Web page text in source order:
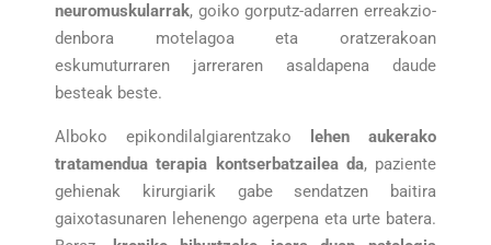
neuromuskularrak, goiko gorputz-adarren erreakzio-
denbora motelagoa eta oratzerakoan
eskumuturraren jarreraren asaldapena daude
besteak beste.
Alboko epikondilalgiarentzako
lehen aukerako
tratamendua terapia kontserbatzailea da, paziente
gehienak kirurgiarik gabe sendatzen baitira
gaixotasunaren lehenengo agerpena eta urte batera.